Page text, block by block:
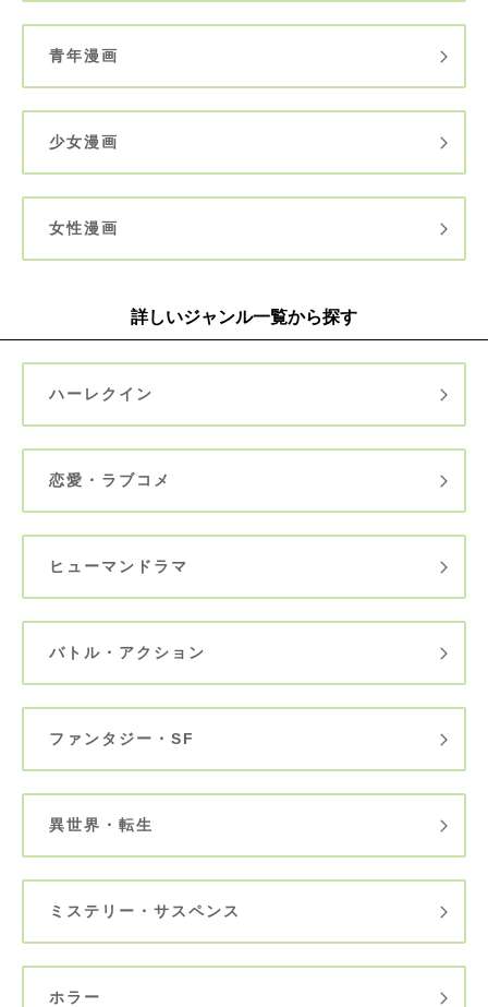
青年漫画
少女漫画
女性漫画
詳しいジャンル一覧から探す
ハーレクイン
恋愛・ラブコメ
ヒューマンドラマ
バトル・アクション
ファンタジー・SF
異世界・転生
ミステリー・サスペンス
ホラー